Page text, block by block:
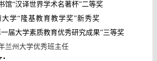
馆“汉译世界学术名著杯”二等奖
学“隆基教育教学奖”新秀奖
一届大学素质教育优秀研究成果”三等奖
兰州大学优秀班主任